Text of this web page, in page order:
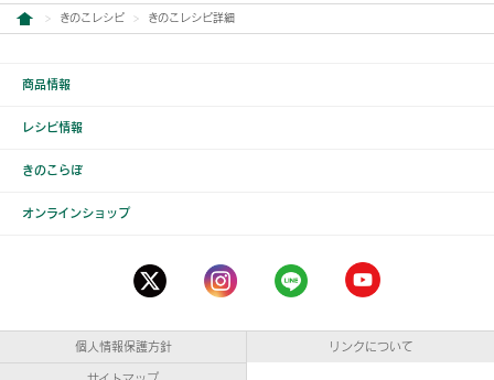
きのこレシピ きのこレシピ詳細
商品情報
レシピ情報
きのこらぼ
オンラインショップ
個人情報保護方針 リンクについて